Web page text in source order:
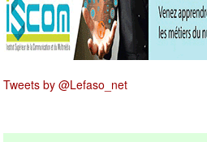
Tweets by @Lefaso_net